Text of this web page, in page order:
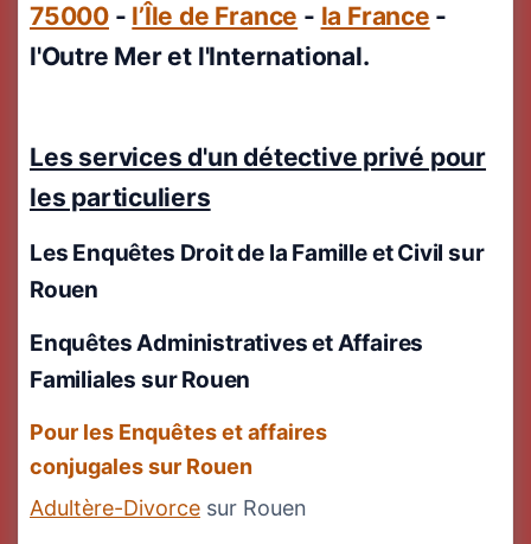
75000- l’Île de France - la France -
l'Outre Mer et l'International.
Les services d'un détective privé pour
les particuliers
Les Enquêtes Droit de la Famille et Civilsur
Rouen
Enquêtes Administratives et Affaires
Familiales sur Rouen
Pour les Enquêtes et affaires
conjugales sur Rouen
Adultère-Divorce sur Rouen